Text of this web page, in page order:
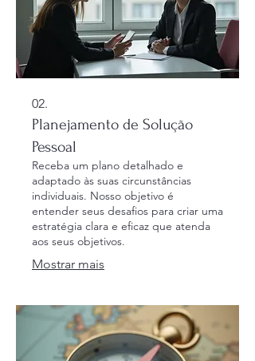
02.
Planejamento de Solução
Pessoal
Receba um plano detalhado e
adaptado às suas circunstâncias
individuais. Nosso objetivo é
entender seus desafios para criar uma
estratégia clara e eficaz que atenda
aos seus objetivos.
Mostrar mais